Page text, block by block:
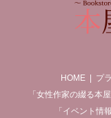
HOME プ
「女性作家の綴る本
「イベント情